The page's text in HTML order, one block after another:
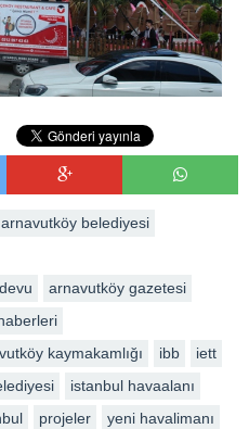
arnavutköy belediyesi
arnavutköy gazetesi
kaymakamlığı ibb
iett
istanbul havaalanı
projeler yeni havalimanı